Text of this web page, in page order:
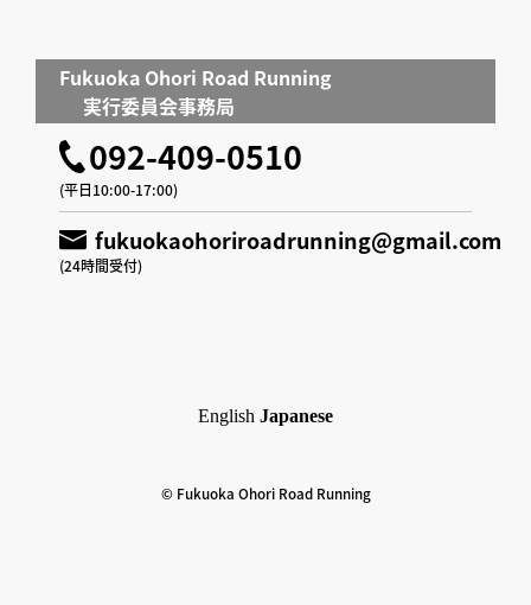
Fukuoka Ohori Road Running
実行委員会事務局
092-409-0510
(平日10:00-17:00)
fukuokaohoriroadrunning@gmail.com
(24時間受付)
English Japanese
© Fukuoka Ohori Road Running